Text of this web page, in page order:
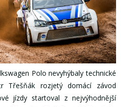
Polo nevyhýbaly technické
Třešňák rozjetý domácí závod
jízdy startoval z nejvýhodnější